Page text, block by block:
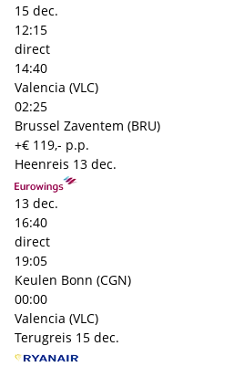
15 dec.
12:15
direct
14:40
Valencia (VLC)
02:25
Brussel Zaventem (BRU)
+€ 119,- p.p.
Heenreis 13 dec.
13 dec.
16:40
direct
19:05
Keulen Bonn (CGN)
00:00
Valencia (VLC)
Terugreis 15 dec.